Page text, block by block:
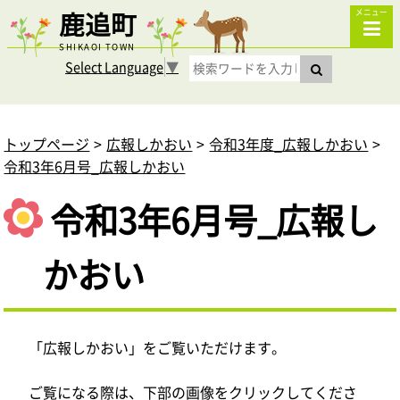
鹿追町
SHIKAOI TOWN
メニュー
Select Language▼
トップページ 広報しかおい
令和3年度_広報しかおい
令和3年6月号_広報しかおい
令和3年6月号_広報し
かおい
「広報しかおい」をご覧いただけます。
ご覧になる際は、下部の画像をクリックしてくださ